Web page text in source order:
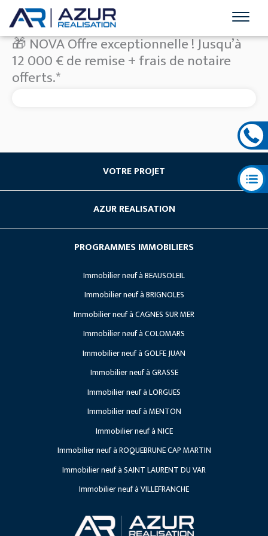
🎁 NOVA Offre exceptionnelle ! Jusqu’à
12 000 € de remise + frais de notaire
offerts.*
VOTRE PROJET
AZUR REALISATION
Recrutement
PROGRAMMES IMMOBILIERS
Lancements
Travaux en cours
Projets à venir
Immobilier neuf à BEAUSOLEIL
Immobilier neuf à BRIGNOLES
Immobilier neuf à CAGNES SUR MER
Immobilier neuf à COLOMARS
Immobilier neuf à GOLFE JUAN
Immobilier neuf à GRASSE
Immobilier neuf à LORGUES
Immobilier neuf à MENTON
Immobilier neuf à NICE
Immobilier neuf à ROQUEBRUNE CAP MARTIN
Immobilier neuf à SAINT LAURENT DU VAR
Immobilier neuf à VILLEFRANCHE